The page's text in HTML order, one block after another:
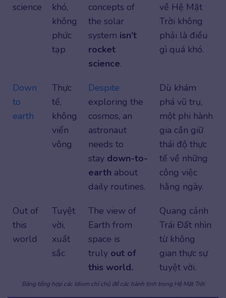
science
khó,
không
phức
tạp
concepts of
the solar
system isn’t
rocket
science.
về Hệ Mặt
Trời không
phải là điều
gì quá khó.
Down
to
earth
Thực
tế,
không
viển
vông
Despite
exploring the
cosmos, an
astronaut
needs to
stay down-to-
earth about
daily routines.
Dù khám
phá vũ trụ,
một phi hành
gia cần giữ
thái độ thực
tế về những
công việc
hằng ngày.
Out of
this
world
Tuyệt
vời,
xuất
sắc
The view of
Earth from
space is
truly out of
this world.
Quang cảnh
Trái Đất nhìn
từ không
gian thực sự
tuyệt vời.
Bảng tổng hợp các Idiom chỉ chủ đề các hành tinh trong Hệ Mặt Trời